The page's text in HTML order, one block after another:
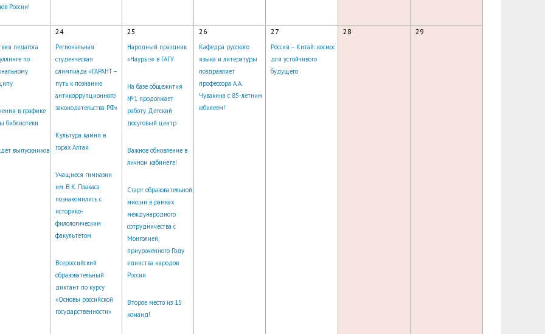
России!
педагога
по
в графике
библиотеки
выпускников
24
Региональная
студенческая
олимпиада «ГАРАНТ –
путь к познанию
антикоррупционного
законодательства РФ»
Культура камня в
горах Алтая
Учащиеся гимназии
им. В.К. Плакаса
познакомились с
историко-
филологическим
факультетом
Всероссийский
образовательный
диктант по курсу
«Основы российской
государственности»
25
Народный праздник
«Наурыз» в ГАГУ
На базе общежития
№1 продолжает
работу Детский
досуговый центр
Важное обновление в
личном кабинете!
Старт образовательной
миссии в рамках
международного
сотрудничества с
Монголией,
приуроченного Году
единства народов
России
Второе место из 15
команд!
26
Кафедра русского
языка и литературы
поздравляет
профессора А.А.
Чувакина с 85-летним
юбилеем!
27
Россия – Китай: космос
для устойчивого
будущего
28 29